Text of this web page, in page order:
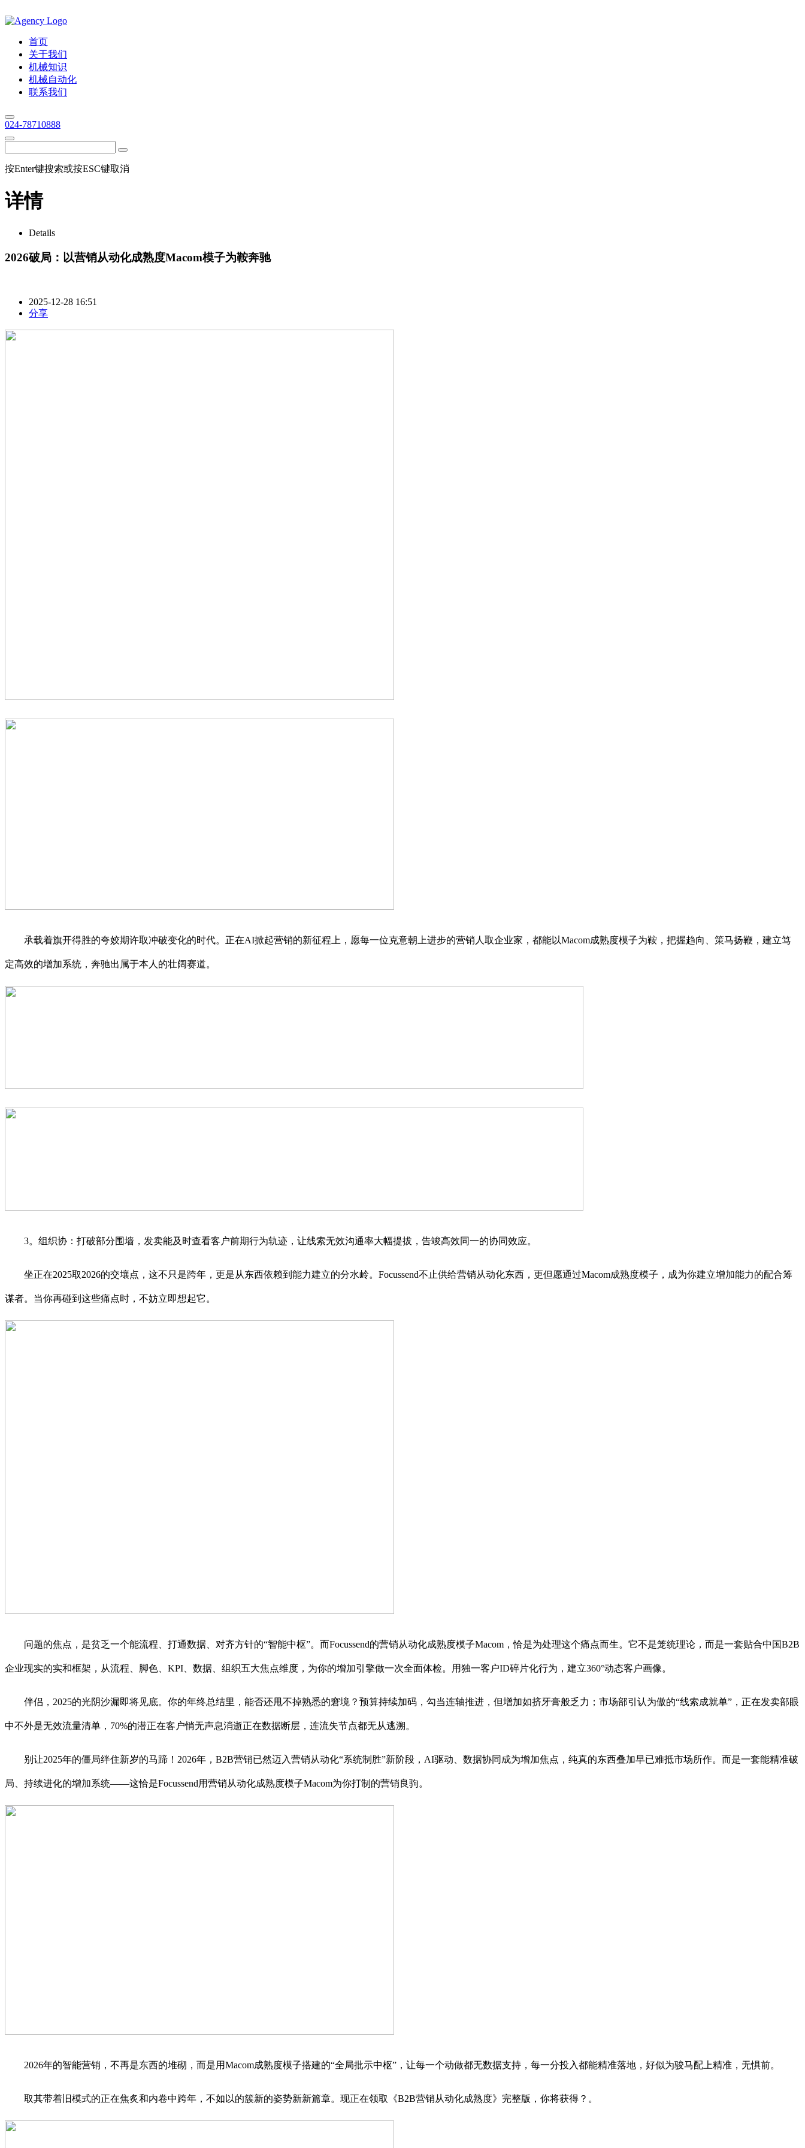
首页
关于我们
机械知识
机械自动化
联系我们
024-78710888
按Enter键搜索或按ESC键取消
详情
Details
2026破局：以营销从动化成熟度Macom模子为鞍奔驰
2025-12-28 16:51
分享
承载着旗开得胜的夸姣期许取冲破变化的时代。正在AI掀起营销的新征程上，愿每一位克意朝上进步的营销人取企业家，都能以Macom成熟度模子为鞍，把握趋向、策马扬鞭，建立笃
定高效的增加系统，奔驰出属于本人的壮阔赛道。
3。组织协：打破部分围墙，发卖能及时查看客户前期行为轨迹，让线索无效沟通率大幅提拔，告竣高效同一的协同效应。
坐正在2025取2026的交壤点，这不只是跨年，更是从东西依赖到能力建立的分水岭。Focussend不止供给营销从动化东西，更但愿通过Macom成熟度模子，成为你建立增加能力的配合筹
谋者。当你再碰到这些痛点时，不妨立即想起它。
问题的焦点，是贫乏一个能流程、打通数据、对齐方针的“智能中枢”。而Focussend的营销从动化成熟度模子Macom，恰是为处理这个痛点而生。它不是笼统理论，而是一套贴合中国B2B
企业现实的实和框架，从流程、脚色、KPI、数据、组织五大焦点维度，为你的增加引擎做一次全面体检。用独一客户ID碎片化行为，建立360°动态客户画像。
伴侣，2025的光阴沙漏即将见底。你的年终总结里，能否还甩不掉熟悉的窘境？预算持续加码，勾当连轴推进，但增加如挤牙膏般乏力；市场部引认为傲的“线索成就单”，正在发卖部眼
中不外是无效流量清单，70%的潜正在客户悄无声息消逝正在数据断层，连流失节点都无从逃溯。
别让2025年的僵局绊住新岁的马蹄！2026年，B2B营销已然迈入营销从动化“系统制胜”新阶段，AI驱动、数据协同成为增加焦点，纯真的东西叠加早已难抵市场所作。而是一套能精准破
局、持续进化的增加系统——这恰是Focussend用营销从动化成熟度模子Macom为你打制的营销良驹。
2026年的智能营销，不再是东西的堆砌，而是用Macom成熟度模子搭建的“全局批示中枢”，让每一个动做都无数据支持，每一分投入都能精准落地，好似为骏马配上精准，无惧前。
取其带着旧模式的正在焦炙和内卷中跨年，不如以的簇新的姿势新新篇章。现正在领取《B2B营销从动化成熟度》完整版，你将获得？。